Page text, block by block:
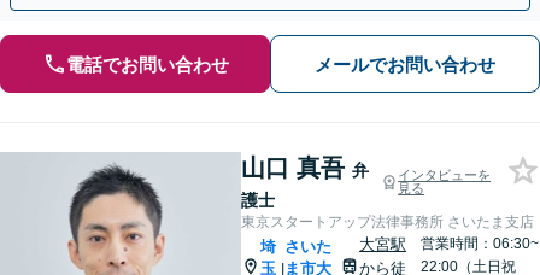
電話でお問い合わせ メールでお問い合わせ
山口 真吾 弁
護士
インタビューを
見る
東京スタートアップ法律事務所 さいたま支店
埼
玉 |
さいた
ま市大
大宮駅
から徒
営業時間：06:30~
22:00（土日祝